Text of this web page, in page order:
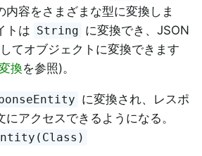
内容をさまざまな型に変換しま
トは String に変換でき、JSON
てオブジェクトに変換できます
換を参照)。
に変換され、レスポ
アクセスできるようになる。